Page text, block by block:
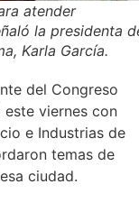
atender
la presidenta
Karla García.
del Congreso
este viernes con
e Industrias de
temas de
ciudad.